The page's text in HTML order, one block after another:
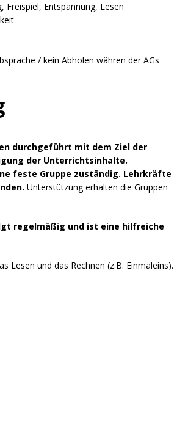
Entspannung, Lesen
/ kein Abholen währen der AGs
durchgeführt mit dem Ziel der
der Unterrichtsinhalte.
feste Gruppe zuständig. Lehrkräfte
Unterstützung erhalten die Gruppen
regelmäßig und ist eine hilfreiche
Lesen und das Rechnen (z.B. Einmaleins).